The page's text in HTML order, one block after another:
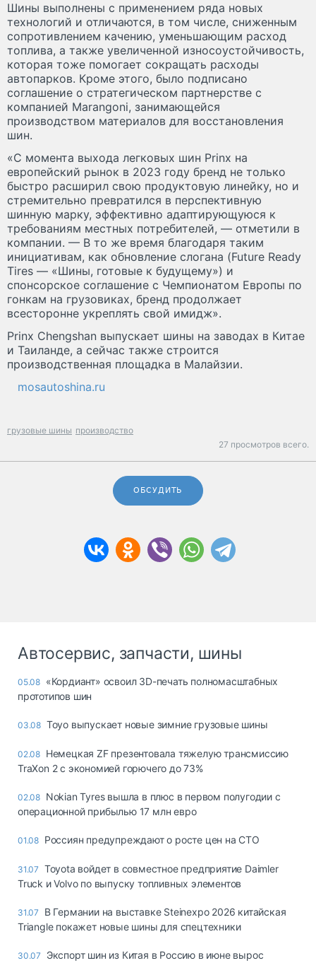
Шины выполнены с применением ряда новых
технологий и отличаются, в том числе, сниженным
сопротивлением качению, уменьшающим расход
топлива, а также увеличенной износоустойчивость,
которая тоже помогает сокращать расходы
автопарков. Кроме этого, было подписано
соглашение о стратегическом партнерстве с
компанией Marangoni, занимающейся
производством материалов для восстановления
шин.
«С момента выхода легковых шин Prinx на
европейский рынок в 2023 году бренд не только
быстро расширил свою продуктовую линейку, но и
стремительно превратился в перспективную
шинную марку, эффективно адаптирующуюся к
требованиям местных потребителей, — отметили в
компании. — В то же время благодаря таким
инициативам, как обновление слогана (Future Ready
Tires — «Шины, готовые к будущему») и
спонсорское соглашение с Чемпионатом Европы по
гонкам на грузовиках, бренд продолжает
всесторонне укреплять свой имидж».
Prinx Chengshan выпускает шины на заводах в Китае
и Таиланде, а сейчас также строится
производственная площадка в Малайзии.
mosautoshina.ru
грузовые шины производство
27 просмотров всего.
ОБСУДИТЬ
Автосервис, запчасти, шины
05.08 «Кордиант» освоил 3D-печать полномасштабных
прототипов шин
03.08 Toyo выпускает новые зимние грузовые шины
02.08 Немецкая ZF презентовала тяжелую трансмиссию
TraXon 2 с экономией горючего до 73%
02.08 Nokian Tyres вышла в плюс в первом полугодии с
операционной прибылью 17 млн евро
01.08 Россиян предупреждают о росте цен на СТО
31.07 Toyota войдет в совместное предприятие Daimler
Truck и Volvo по выпуску топливных элементов
31.07
В Германии на выставке Steinexpo 2026 китайская
Triangle покажет новые шины для спецтехники
30.07
Экспорт шин из Китая в Россию в июне вырос